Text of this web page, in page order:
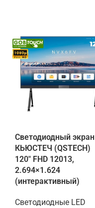
Светодиодный экран
КЬЮСТЕЧ (QSTECH)
120" FHD 12013,
2.694×1.624
(интерактивный)
Светодиодные LED